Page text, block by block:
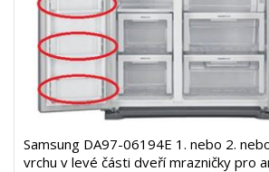
Samsung DA97-06194E 1. nebo 2.
vrchu v levé části dveří mrazničky pro